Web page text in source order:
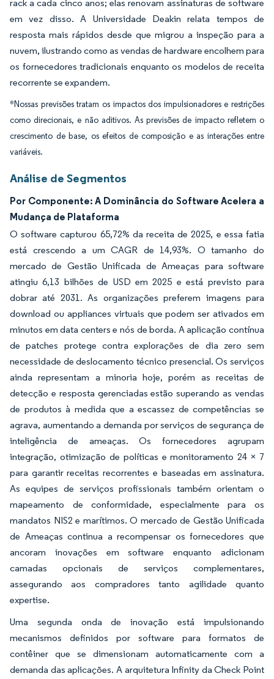
rack a cada cinco anos; elas renovam assinaturas de software
em vez disso. A Universidade Deakin relata tempos de
resposta mais rápidos desde que migrou a inspeção para a
nuvem, ilustrando como as vendas de hardware encolhem para
os fornecedores tradicionais enquanto os modelos de receita
recorrente se expandem.
*Nossas previsões tratam os impactos dos impulsionadores e restrições
como direcionais, e não aditivos. As previsões de impacto refletem o
crescimento de base, os efeitos de composição e as interações entre
variáveis.
Análise de Segmentos
Por Componente: A Dominância do Software Acelera a
Mudança de Plataforma
O software capturou 65,72% da receita de 2025, e essa fatia
está crescendo a um CAGR de 14,93%. O tamanho do
mercado de Gestão Unificada de Ameaças para software
atingiu 6,13 bilhões de USD em 2025 e está previsto para
dobrar até 2031. As organizações preferem imagens para
download ou appliances virtuais que podem ser ativados em
minutos em data centers e nós de borda. A aplicação contínua
de patches protege contra explorações de dia zero sem
necessidade de deslocamento técnico presencial. Os serviços
ainda representam a minoria hoje, porém as receitas de
detecção e resposta gerenciadas estão superando as vendas
de produtos à medida que a escassez de competências se
agrava, aumentando a demanda por serviços de segurança de
inteligência de ameaças. Os fornecedores agrupam
integração, otimização de políticas e monitoramento 24 × 7
para garantir receitas recorrentes e baseadas em assinatura.
As equipes de serviços profissionais também orientam o
mapeamento de conformidade, especialmente para os
mandatos NIS2 e marítimos. O mercado de Gestão Unificada
de Ameaças continua a recompensar os fornecedores que
ancoram inovações em software enquanto adicionam
camadas opcionais de serviços complementares,
assegurando aos compradores tanto agilidade quanto
expertise.
Uma segunda onda de inovação está impulsionando
mecanismos definidos por software para formatos de
contêiner que se dimensionam automaticamente com a
demanda das aplicações. A arquitetura Infinity da Check Point